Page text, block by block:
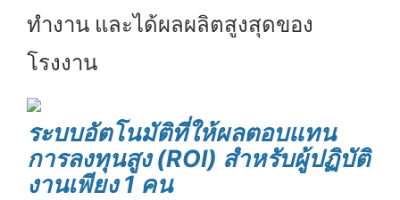
ทำงาน และได้ผลผลิตสูงสุดของ
โรงงาน
ระบบอัตโนมัติที่ให้ผลตอบแทน
การลงทุนสูง (ROI) สำหรับผู้ปฏิบัติ
งานเพียง 1 คน